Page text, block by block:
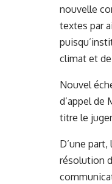
nouvelle
textes par
climat et
Nouvel
d’appel de
titre le
D’une
résolution